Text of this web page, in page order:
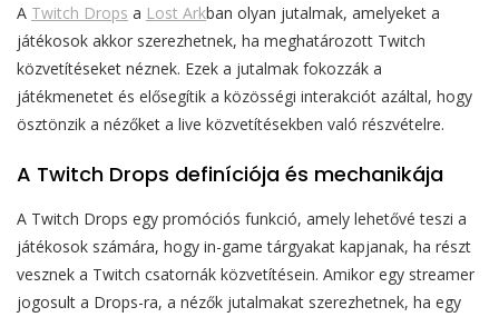
A Twitch Drops a Lost Arkban olyan jutalmak, amelyeket a
játékosok akkor szerezhetnek, ha meghatározott Twitch
közvetítéseket néznek. Ezek a jutalmak fokozzák a
játékmenetet és elősegítik a közösségi interakciót azáltal, hogy
ösztönzik a nézőket a live közvetítésekben való részvételre.
A Twitch Drops definíciója és mechanikája
A Twitch Drops egy promóciós funkció, amely lehetővé teszi a
játékosok számára, hogy in-game tárgyakat kapjanak, ha részt
vesznek a Twitch csatornák közvetítésein. Amikor egy streamer
jogosult a Drops-ra, a nézők jutalmakat szerezhetnek, ha egy